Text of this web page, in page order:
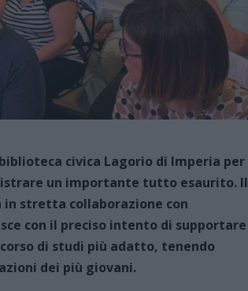
civica Lagorio di Imperia per
un importante tutto esaurito. Il
in stretta collaborazione con
con il preciso intento di supportare
di studi più adatto, tenendo
dei più giovani.